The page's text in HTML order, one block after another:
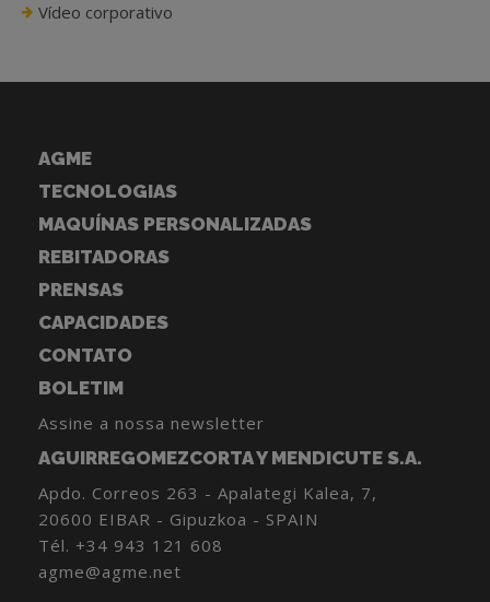
Vídeo corporativo
AGME
TECNOLOGIAS
MAQUÍNAS PERSONALIZADAS
REBITADORAS
PRENSAS
CAPACIDADES
CONTATO
BOLETIM
Assine a nossa newsletter
AGUIRREGOMEZCORTA Y MENDICUTE S.A.
Apdo. Correos 263 - Apalategi Kalea, 7,
20600 EIBAR - Gipuzkoa - SPAIN
Tél. +34 943 121 608
agme@agme.net